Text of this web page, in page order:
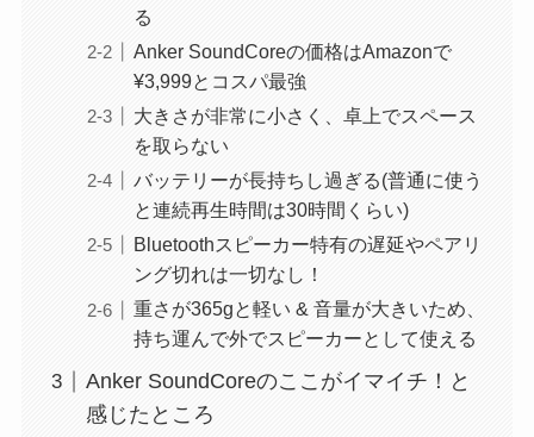
る
Anker SoundCoreの価格はAmazonで
¥3,999とコスパ最強
大きさが非常に小さく、卓上でスペース
を取らない
バッテリーが長持ちし過ぎる(普通に使う
と連続再生時間は30時間くらい)
Bluetoothスピーカー特有の遅延やペアリ
ング切れは一切なし！
重さが365gと軽い & 音量が大きいため、
持ち運んで外でスピーカーとして使える
Anker SoundCoreのここがイマイチ！と
感じたところ